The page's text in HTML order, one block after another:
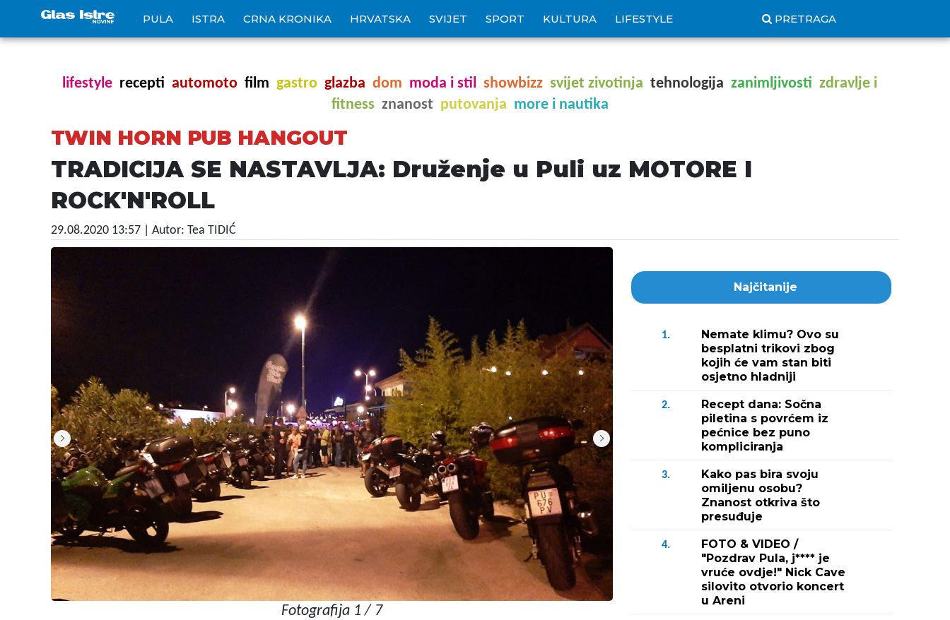
PULA ISTRA CRNA KRONIKA HRVATSKA SVIJET SPORT KULTURA LIFESTYLE PRETRAGA
lifestyle recepti automoto film gastro glazba dom moda i stil showbizz svijet zivotinja tehnologija zanimljivosti zdravlje i
fitness znanost putovanja more i nautika
TWIN HORN PUB HANGOUT
TRADICIJA SE NASTAVLJA: Druženje u Puli uz MOTORE I
ROCK'N'ROLL
29.08.2020 13:57 | Autor: Tea TIDIĆ
Fotografija 1 / 7
Najčitanije
1.
Nemate klimu? Ovo su
besplatni trikovi zbog
kojih će vam stan biti
osjetno hladniji
2.
Recept dana: Sočna
piletina s povrćem iz
pećnice bez puno
kompliciranja
3.
Kako pas bira svoju
omiljenu osobu?
Znanost otkriva što
presuđuje
4.
FOTO & VIDEO /
"Pozdrav Pula, j**** je
vruće ovdje!" Nick Cave
silovito otvorio koncert
u Areni